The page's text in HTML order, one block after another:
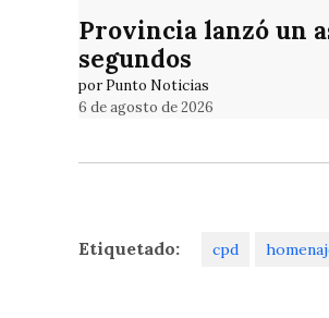
Provincia lanzó un
segundos
por Punto Noticias
6 de agosto de 2026
Etiquetado: cpd